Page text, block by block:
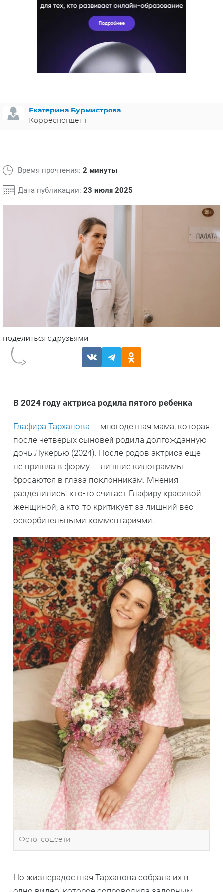
СВЕТСКИЕ НОВОСТИ
Екатерина Бурмистрова
Корреспондент
Время прочтения: 2 минуты
Дата публикации: 23 июля 2025
В 2024 году актриса родила пятого ребенка
Глафира Тарханова — многодетная мама, которая
после четверых сыновей родила долгожданную
дочь Лукерью (2024). После родов актриса еще
не пришла в форму — лишние килограммы
бросаются в глаза поклонникам. Мнения
разделились: кто-то считает Глафиру красивой
женщиной, а кто-то критикует за лишний вес
оскорбительными комментариями.
Фото: соцсети
Но жизнерадостная Тарханова собрала их в